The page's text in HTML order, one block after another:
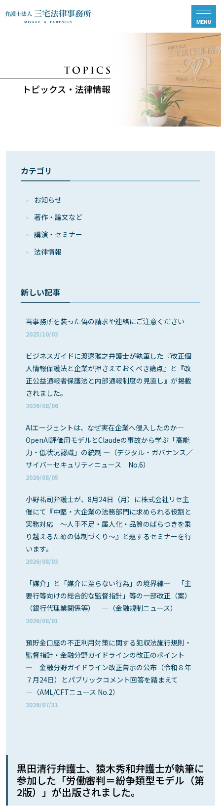
トピックス・法律情報
カテゴリ
お知らせ
著作・論⽂など
講演・セミナー
法律情報
新しい記事
当事務所を装った偽の請求や連絡にご注意ください
2025/10/03
ビジネスガイドに渡邉雅之弁護士が執筆した『改正個
人情報保護法と企業が押さえておくべき論点』と『改
正公益通報者保護法と内部通報制度の見直し』が掲載
されました。
2026/08/06
AIエージェントは、なぜ実在企業へ侵入したのか―
OpenAI評価用モデルとClaudeの事故から学ぶ「高能
力・低状況認識」の統制 ―（デジタル・ガバナンス／
サイバーセキュリティニュース No.6）
2026/08/05
小野祐司弁護士が、8月24日（月）に株式会社リセ主
催にて『中堅・大企業の法務部門に求められる役割と
実務対応 ～人手不足・属人化・品質のばらつきを乗
り越えるための体制づくり～』と題するセミナーを行
います。
2026/08/03
「媒介」と「媒介に至らない行為」の境界線― 「主
要行等向けの総合的な監督指針」等の一部改正（案）
（銀行代理業関係等） ―（金融規制ニュース）
2026/08/01
預貯金口座の不正利用対策に関する犯収法施行規則・
監督指針・金融分野ガイドラインの改正のポイント
― 金融分野ガイドライン改正告示の公布（令和８年
７月24日）とパブリックコメント回答を踏まえて
―（AML/CFTニュース No.2）
2026/07/31
黒田清行弁護士、猿木秀和弁護士が執筆に
参加した「労働審判＝紛争類型モデル（第
2版）」が出版されました。